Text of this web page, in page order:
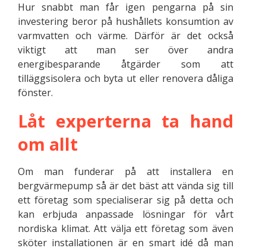
Hur snabbt man får igen pengarna på sin
investering beror på hushållets konsumtion av
varmvatten och värme. Därför är det också
viktigt att man ser över andra
energibesparande åtgärder som att
tilläggsisolera och byta ut eller renovera dåliga
fönster.
Låt experterna ta hand
om allt
Om man funderar på att installera en
bergvärmepump så är det bäst att vända sig till
ett företag som specialiserar sig på detta och
kan erbjuda anpassade lösningar för vårt
nordiska klimat. Att välja ett företag som även
sköter installationen är en smart idé då man